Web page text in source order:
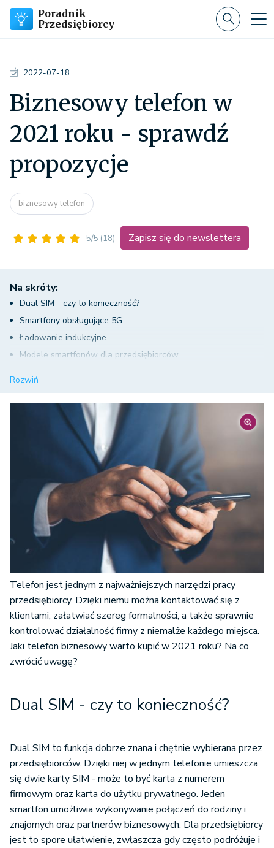
Poradnik
Przedsiębiorcy
2022-07-18
Biznesowy telefon w
2021 roku - sprawdź
propozycje
biznesowy telefon
5/5 (18) Zapisz się do newslettera
Na skróty:
Dual SIM - czy to konieczność?
Smartfony obsługujące 5G
Ładowanie indukcyjne
Modele smartfonów dla przedsiębiorców
Rozwiń
Telefon jest jednym z najważniejszych narzędzi pracy
przedsiębiorcy. Dzięki niemu można kontaktować się z
klientami, załatwiać szereg formalności, a także sprawnie
kontrolować działalność firmy z niemalże każdego miejsca.
Jaki telefon biznesowy warto kupić w 2021 roku? Na co
zwrócić uwagę?
Dual SIM - czy to konieczność?
Dual SIM to funkcja dobrze znana i chętnie wybierana przez
przedsiębiorców. Dzięki niej w jednym telefonie umieszcza
się dwie karty SIM - może to być karta z numerem
firmowym oraz karta do użytku prywatnego. Jeden
smartfon umożliwia wykonywanie połączeń do rodziny i
znajomych oraz partnerów biznesowych. Dla przedsiębiorcy
jest to spore ułatwienie, zwłaszcza gdy często podróżuje i